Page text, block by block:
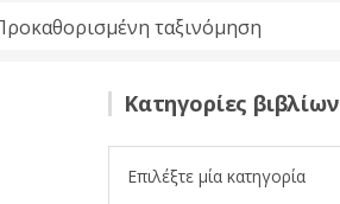
Κατηγορίες βιβλίων
Επιλέξτε μία κατηγορία